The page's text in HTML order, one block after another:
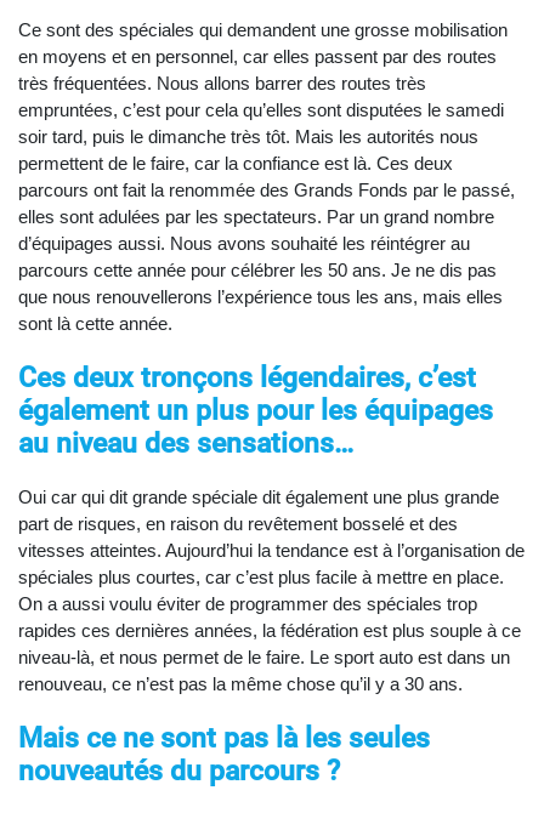
Ce sont des spéciales qui demandent une grosse mobilisation
en moyens et en personnel, car elles passent par des routes
très fréquentées. Nous allons barrer des routes très
empruntées, c’est pour cela qu’elles sont disputées le samedi
soir tard, puis le dimanche très tôt. Mais les autorités nous
permettent de le faire, car la confiance est là. Ces deux
parcours ont fait la renommée des Grands Fonds par le passé,
elles sont adulées par les spectateurs. Par un grand nombre
d’équipages aussi. Nous avons souhaité les réintégrer au
parcours cette année pour célébrer les 50 ans. Je ne dis pas
que nous renouvellerons l’expérience tous les ans, mais elles
sont là cette année.
Ces deux tronçons légendaires, c’est
également un plus pour les équipages
au niveau des sensations…
Oui car qui dit grande spéciale dit également une plus grande
part de risques, en raison du revêtement bosselé et des
vitesses atteintes. Aujourd’hui la tendance est à l’organisation de
spéciales plus courtes, car c’est plus facile à mettre en place.
On a aussi voulu éviter de programmer des spéciales trop
rapides ces dernières années, la fédération est plus souple à ce
niveau-là, et nous permet de le faire. Le sport auto est dans un
renouveau, ce n’est pas la même chose qu’il y a 30 ans.
Mais ce ne sont pas là les seules
nouveautés du parcours ?